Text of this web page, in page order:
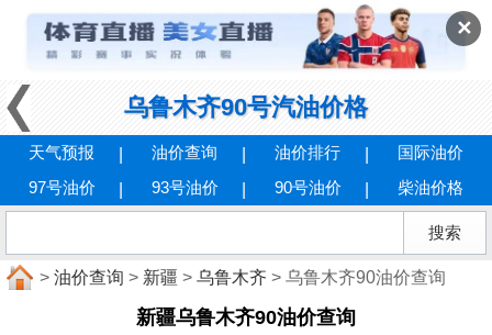
✕
乌鲁木齐90号汽油价格
天气预报 油价查询 油价排行
国际油价
97号油价
93号油价 90号油价 柴油价格
> 油价查询 > 新疆 > 乌鲁木齐 > 乌鲁木齐90油价查询
新疆乌鲁木齐90油价查询